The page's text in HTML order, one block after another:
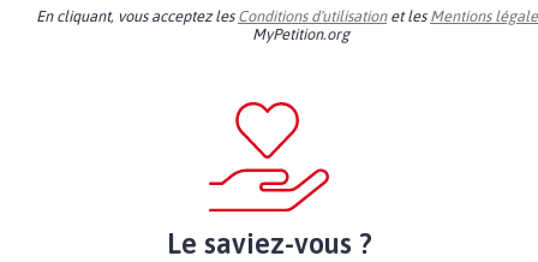
En cliquant, vous acceptez les Conditions d'utilisationet les Mentions
MyPetition.org
Le saviez-vous ?